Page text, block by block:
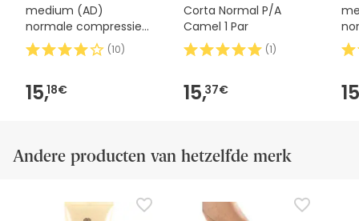
medium (AD)
normale compressie
T-medium beige 1ud
(10)
15,18€
Corta Normal P/A
Camel 1 Par
(1)
15,37€
1ud
Andere producten van hetzelfde merk